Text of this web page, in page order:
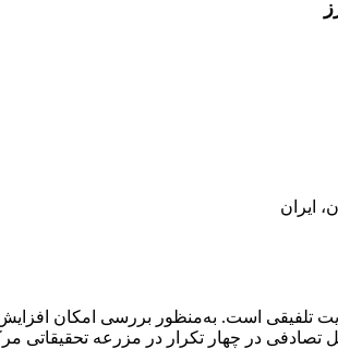
ایران
تلفیقی است. به‌منظور بررسی امکان
در چهار تکرار در مزرعه تحقیقاتی